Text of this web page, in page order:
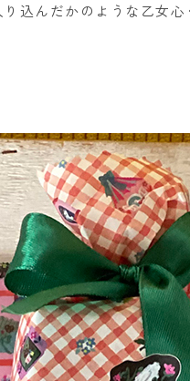
込んだかのような乙女